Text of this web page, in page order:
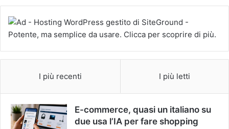
I più recenti I più letti
E-commerce, quasi un italiano su
due usa l’IA per fare shopping